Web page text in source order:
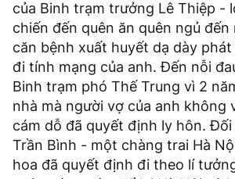
của Binh trạm trưởng Lê Thiệp -
chiến đến quên ăn quên ngủ đến
căn bệnh xuất huyết dạ dày
đi tính mạng của anh. Đến nỗi
Binh trạm phó Thế Trung vì 2
nhà mà người vợ của anh không
cám dỗ đã quyết định ly hôn.
Trần Bình - một chàng trai Hà
hoa đã quyết định đi theo lí